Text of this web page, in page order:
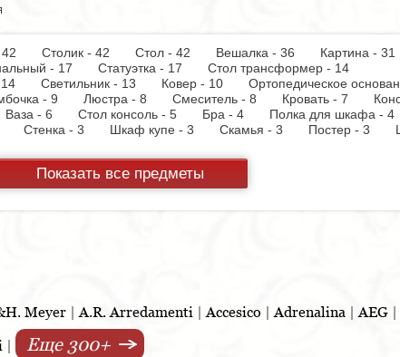
42 Столик - 42 Стол - 42 Вешалка - 36
Картина -
- 17 Статуэтка - 17
Стол трансформер - 14
14 Светильник - 13 Ковер - 10
Ортопедическое
- 9 Люстра - 8 Смеситель - 8 Кровать - 7
Ваза - 6 Стол консоль - 5 Бра - 4
Полка для шкафа -
3 Стенка - 3 Шкаф купе - 3 Скамья - 3 Постер - 3
TV - 3Газетница - 2Стеллаж - 2
- 2Пантограф - 2
ресепшен - 1Варочная панель - 1Полотенцесушитель -
1Держатель для обуви - 1 Бутылочница - 1Игрушка -
Показать все предметы
Meyer| A.R. Arredamenti | Accesico | Adrenalina | AEG|
| Еще 300+